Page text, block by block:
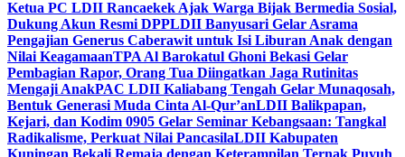
Ketua PC LDII Rancaekek Ajak Warga Bijak Bermedia Sosial,
Dukung Akun Resmi DPPLDII Banyusari Gelar Asrama
Pengajian Generus Caberawit untuk Isi Liburan Anak dengan
Nilai KeagamaanTPA Al Barokatul Ghoni Bekasi Gelar
Pembagian Rapor, Orang Tua Diingatkan Jaga Rutinitas
Mengaji AnakPAC LDII Kaliabang Tengah Gelar Munaqosah,
Bentuk Generasi Muda Cinta Al-Qur’anLDII Balikpapan,
Kejari, dan Kodim 0905 Gelar Seminar Kebangsaan: Tangkal
Radikalisme, Perkuat Nilai PancasilaLDII Kabupaten